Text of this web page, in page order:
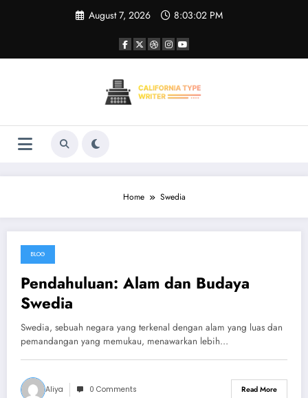
August 7, 2026 8:03:02 PM
Home Swedia
August 28, 2024
BLOG
Pendahuluan: Alam dan Budaya
Swedia
Swedia, sebuah negara yang terkenal dengan alam yang luas dan
pemandangan yang memukau, menawarkan lebih…
Aliya 0 Comments Read More